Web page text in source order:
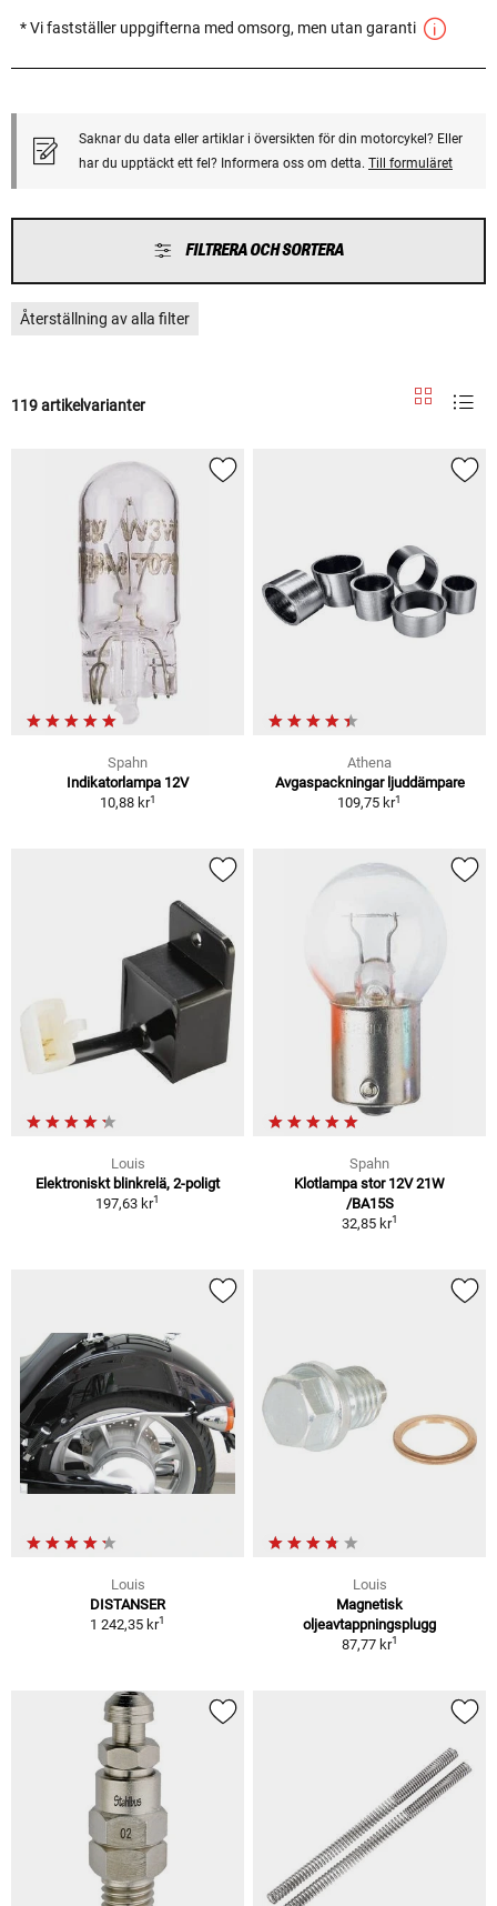
* Vi fastställer uppgifterna med omsorg, men utan garanti
Saknar du data eller artiklar i översikten för din motorcykel? Eller
har du upptäckt ett fel? Informera oss om detta. Till formuläret
FILTRERA OCH SORTERA
Återställning av alla filter
119 artikelvarianter
Spahn
Indikatorlampa 12V
10,88 kr1
Athena
Avgaspackningar ljuddämpare
109,75 kr1
Louis
Elektroniskt blinkrelä, 2-poligt
197,63 kr1
Spahn
Klotlampa stor 12V 21W
/BA15S
32,85 kr1
Louis
DISTANSER
1 242,35 kr1
Louis
Magnetisk
oljeavtappningsplugg
87,77 kr1